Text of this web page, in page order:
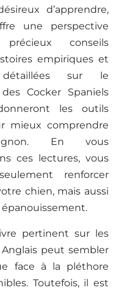
d’apprendre,
une perspective
conseils
empiriques et
sur le
Cocker Spaniels
les outils
mieux comprendre
En vous
ces lectures, vous
renforcer
chien, mais aussi
pertinent sur les
Anglais peut sembler
face à la pléthore
Toutefois, il est